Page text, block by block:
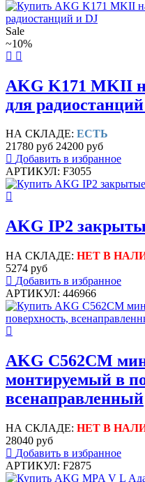
Sale
~10%
AKG K171 MKII
для
НА СКЛАДЕ: ЕСТЬ
21780 руб 24200 руб
Добавить в избранное
АРТИКУЛ: F3055
AKG IP2
НА СКЛАДЕ: НЕТ В
5274 руб
Добавить в избранное
АРТИКУЛ: 446966
AKG C562CM
монтируемый в
всенаправленный
НА СКЛАДЕ: НЕТ В
28040 руб
Добавить в избранное
АРТИКУЛ: F2875